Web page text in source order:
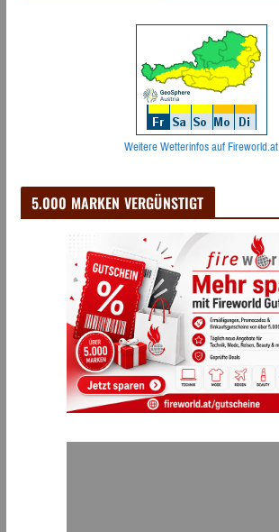
Weitere Wetterinfos auf Fireworld.at
5.000 MARKEN VERGÜNSTIGT